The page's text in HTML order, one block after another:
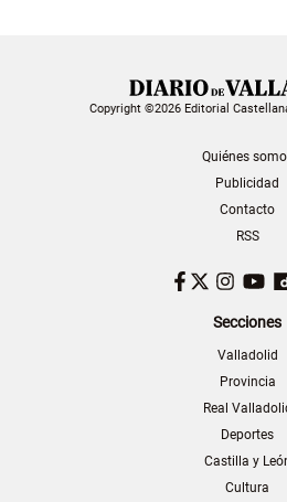
Copyright ©2026 Editorial
Quiénes
Publicidad
Contacto
RSS
Facebook
Twitter
Secciones
Valladolid
Provincia
Real
Deportes
Castilla y
Cultura